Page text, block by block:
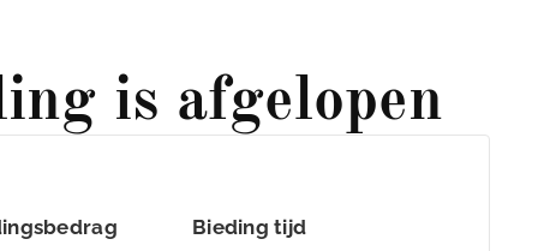
is afgelopen
Bieding tijd